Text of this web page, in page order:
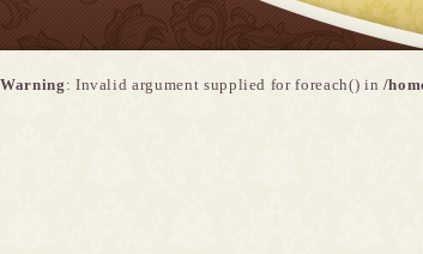
Warning : Invalid argument supplied for foreach() in /